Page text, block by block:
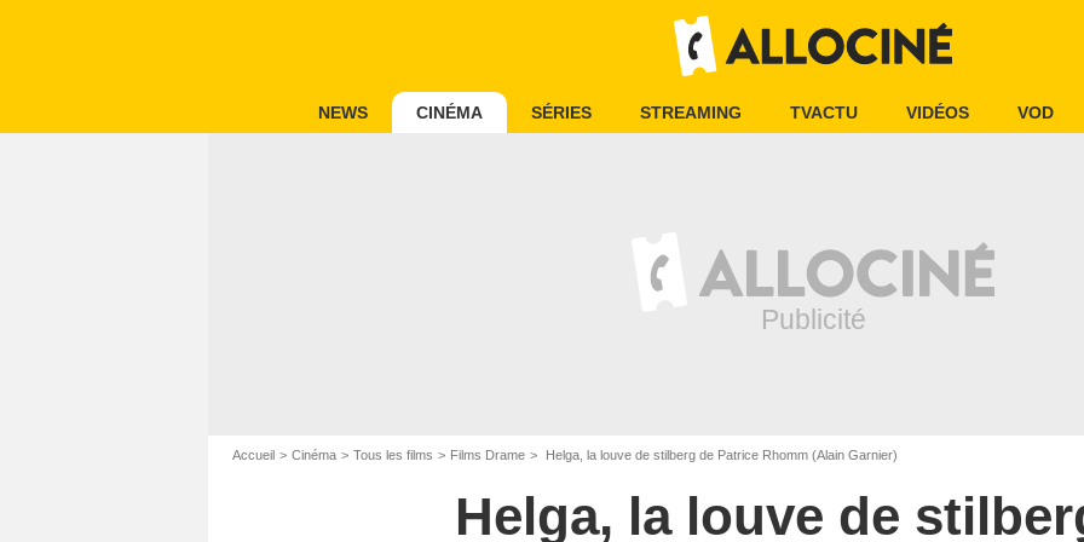
NEWS CINÉMA SÉRIES STREAMING TVACTU VIDÉOS VOD
Accueil Cinéma Tous les films Films Drame Helga, la louve de stilberg de Patrice Rhomm (Alain Garnier)
Helga, la louve de